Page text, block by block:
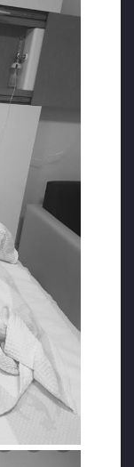
da
söylüyor.
ve
beni
şunu
helal
gidiyor…
ediyor.
et
, canım